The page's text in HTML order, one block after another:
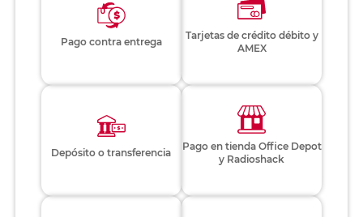
Pago contra entrega
Tarjetas de crédito débito y
AMEX
Depósito o transferencia
Pago en tienda Office Depot
y Radioshack